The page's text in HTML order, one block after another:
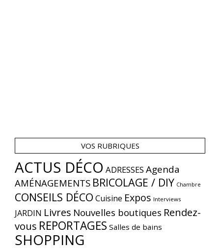
VOS RUBRIQUES
ACTUS DÉCO ADRESSES Agenda
AMÉNAGEMENTS BRICOLAGE / DIY Chambre
CONSEILS DÉCO Cuisine Expos Interviews
JARDIN Livres Nouvelles boutiques Rendez-
vous REPORTAGES Salles de bains
SHOPPING